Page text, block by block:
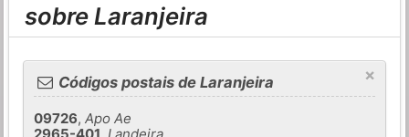
sobre Laranjeira
×
Códigos postais de Laranjeira
09726,Apo Ae